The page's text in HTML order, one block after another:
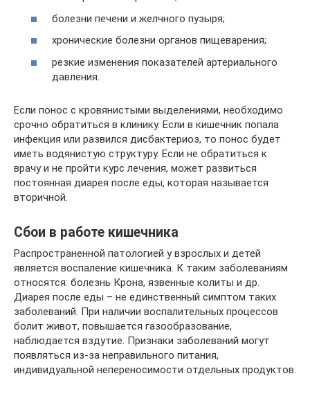
болезни печени и желчного пузыря;
хронические болезни органов пищеварения;
резкие изменения показателей артериального
давления.
Если понос с кровянистыми выделениями, необходимо
срочно обратиться в клинику. Если в кишечник попала
инфекция или развился дисбактериоз, то понос будет
иметь водянистую структуру. Если не обратиться к
врачу и не пройти курс лечения, может развиться
постоянная диарея после еды, которая называется
вторичной.
Сбои в работе кишечника
Распространенной патологией у взрослых и детей
является воспаление кишечника. К таким заболеваниям
относятся: болезнь Крона, язвенные колиты и др.
Диарея после еды – не единственный симптом таких
заболеваний. При наличии воспалительных процессов
болит живот, повышается газообразование,
наблюдается вздутие. Признаки заболеваний могут
появляться из-за неправильного питания,
индивидуальной непереносимости отдельных продуктов.